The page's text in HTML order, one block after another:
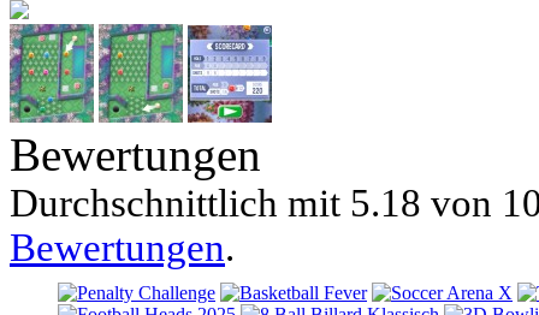
Bewertungen
Durchschnittlich mit 5.18 von
Bewertungen.